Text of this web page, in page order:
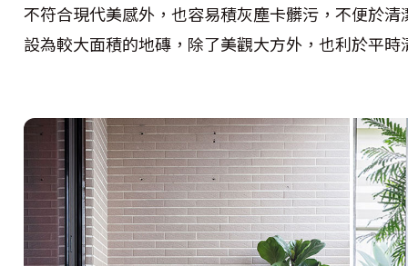
不符合現代美感外，也容易積灰塵卡髒污，不便於
設為較大面積的地磚，除了美觀大方外，也利於平時